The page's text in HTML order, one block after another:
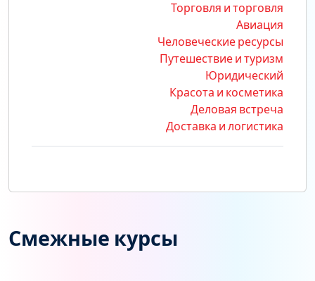
Торговля и торговля
Авиация
Человеческие ресурсы
Путешествие и туризм
Юридический
Красота и косметика
Деловая встреча
Доставка и логистика
Смежные курсы